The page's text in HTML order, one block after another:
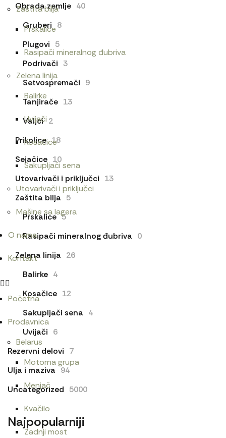
Zaštita bilja
Prskalice
Rasipači mineralnog đubriva
Zelena linija
Balirke
Uvijači
Kosačice
Sakupljači sena
Utovarivači i priključci
Mašine sa lagera
O nama
Kontakt
Početna
Prodavnica
Belarus
Motorna grupa
Menjač
Kvačilo
Zadnji most
Obrada zemlje 40
Gruberi 8
Plugovi 5
Podrivači 3
Setvospremači 9
Tanjirače 13
Valjci 2
Prikolice 18
Sejačice 10
Utovarivači i priključci 13
Zaštita bilja 5
Prskalice 5
Rasipači mineralnog đubriva 0
Zelena linija 26
Balirke 4
Kosačice 12
Sakupljači sena 4
Uvijači 6
Rezervni delovi 7
Ulja i maziva 94
Uncategorized 5000
Najpopularniji